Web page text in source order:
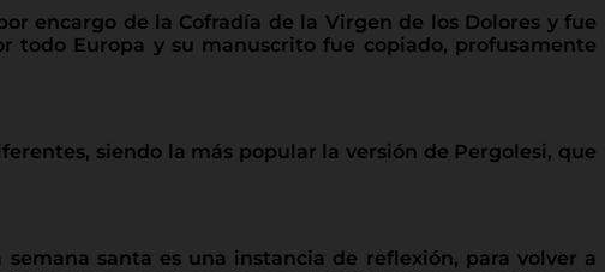
encargo de la Cofradía de la Virgen de los Dolores y fue
todo Europa y su manuscrito fue copiado, profusamente
siendo la más popular la versión de Pergolesi, que
santa es una instancia de reflexión, para volver a